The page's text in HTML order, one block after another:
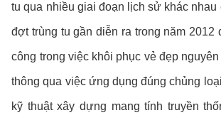
tu qua nhiều giai đoạn lịch sử khác nhau
đợt trùng tu gần diễn ra trong năm 2012
công trong việc khôi phục vẻ đẹp
thông qua việc ứng dụng đúng chủng
kỹ thuật xây dựng mang tính truyền